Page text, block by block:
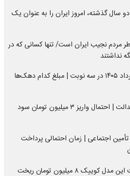
سال گذشته، امروز ایران را به عنوان یک
مردم نجیب ایران است/ تنها کسانی که در
نداشتند
شارژ کالابرگ الکترونیکی مرداد ۱۴۰۵ در سه نوبت | مبلغ کدام دهک‌ها
غافلگیری دارندگان سهام عدالت | احتمال واریز ۳ میلیون تومان سود
اجتماعی | زمان احتمالی پرداخت
۸ میلیون تومان ریخت